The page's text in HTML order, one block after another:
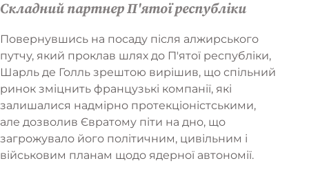
Складний партнер П'ятої республіки
Повернувшись на посаду після алжирського
путчу, який проклав шлях до П'ятої республіки,
Шарль де Голль зрештою вирішив, що спільний
ринок зміцнить французькі компанії, які
залишалися надмірно протекціоністськими,
але дозволив Євратому піти на дно, що
загрожувало його політичним, цивільним і
військовим планам щодо ядерної автономії.